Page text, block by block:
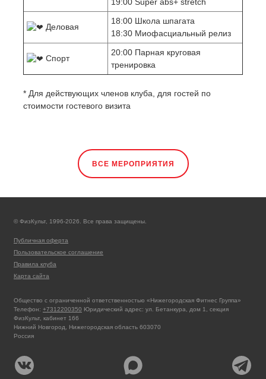
Деловая
18:00 Школа шпагата
18:30 Миофасциальный релиз
Спорт
20:00 Парная круговая
тренировка
* Для действующих членов клуба, для гостей по
стоимости гостевого визита
ВСЕ МЕРОПРИЯТИЯ
© ФизКульт, 1996-2026. Все права защищены.
Публичная оферта
Пользовательское соглашение
Правила клуба
Карта сайта
Общество с ограниченной ответственностью «Нижегородская Фитнес Группа»
Телефон: +7312200350 Юридический адрес: ул. Бетанкура, дом 1, секция
ФизКульт, кабинет 166
Нижний Новгород, Нижегородская область 603070
Россия